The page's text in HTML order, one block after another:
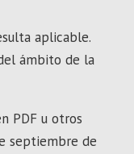
aplicable.
ámbito de la
PDF u otros
septiembre de